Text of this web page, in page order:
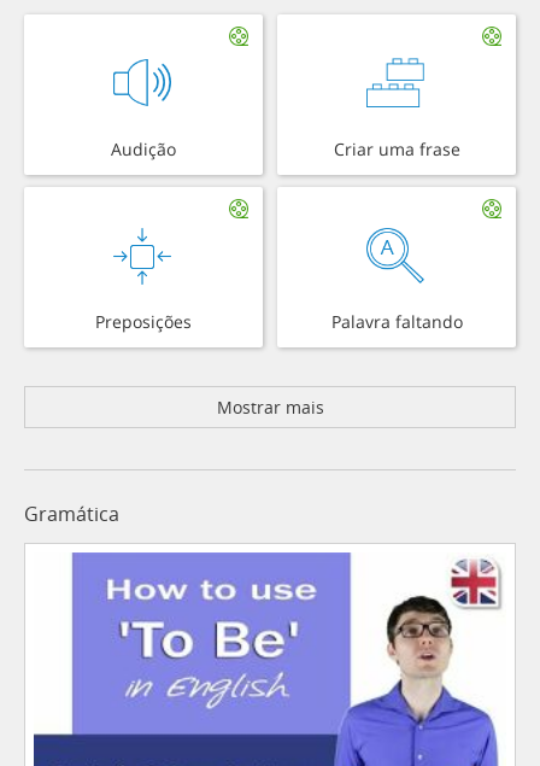
Audição Criar uma frase
Preposições Palavra faltando
Mostrar mais
Gramática